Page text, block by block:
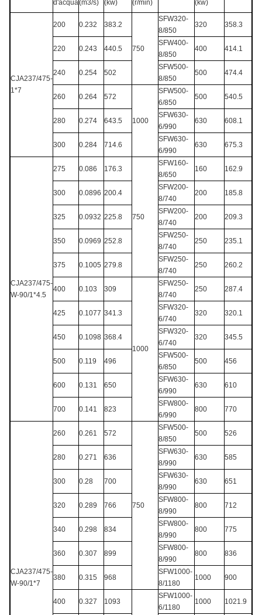
d'acqua(m3/s) (kw) (r/min) (kw)
CJA237/475-
1*7
200 0.232 383.2
750
SFW320-
8/850
320 358.3
220 0.243 440.5
SFW400-
8/850
400 414.1
240 0.254 502
SFW500-
8/850
500 474.4
260 0.264 572
1000
SFW500-
6/850
500 540.5
280 0.274 643.5
SFW630-
6/990
630 608.1
300 0.284 714.6
SFW630-
6/990
630 675.3
CJA237/475-
W-90/1*4.5
275 0.086 176.3
750
SFW160-
8/650
160 162.9
300 0.0896 200.4
SFW200-
8/740
200 185.8
325 0.0932 225.8
SFW200-
8/740
200 209.3
350 0.0969 252.8
SFW250-
8/740
250 235.1
375 0.1005 279.8
SFW250-
8/740
250 260.2
400 0.103 309
1000
SFW250-
8/740
250 287.4
425 0.1077 341.3
SFW320-
6/740
320 320.1
450 0.1098 368.4
SFW320-
6/740
320 345.5
500 0.119 496
SFW500-
6/850
500 456
600 0.131 650
SFW630-
6/990
630 610
700 0.141 823
SFW800-
6/990
800 770
CJA237/475-
W-90/1*7
260 0.261 572
750
SFW500-
8/850
500 526
280 0.271 636
SFW630-
8/990
630 585
300 0.28 700
SFW630-
8/990
630 651
320 0.289 766
SFW800-
8/990
800 712
340 0.298 834
SFW800-
8/990
800 775
360 0.307 899
SFW800-
8/990
800 836
380 0.315 968
SFW1000-
8/1180
1000 900
400 0.327 1093
SFW1000-
6/1180
1000 1021.9